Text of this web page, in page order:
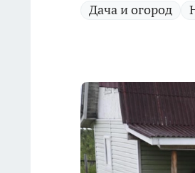
Дача и огород